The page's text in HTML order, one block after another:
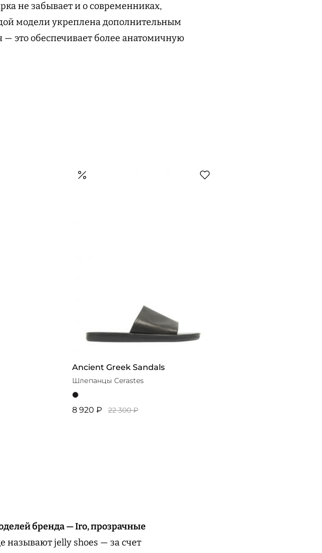
не забывает и о современниках,
модели укреплена дополнительным
— это обеспечивает более анатомичную
Ancient Greek Sandals
Шлепанцы Cerastes
8 920 ₽ 22 300 ₽
бренда — Iro, прозрачные
называют jelly shoes — за счет